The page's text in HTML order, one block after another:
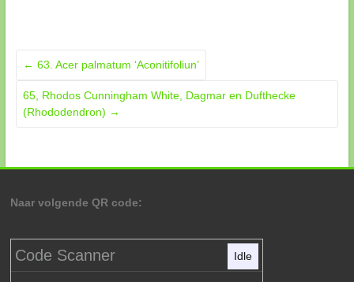
← 63. Acer palmatum ‘Aconitifoliun’
65, Rhodos Cunningham White, Dagmar en Dufthecke
(Rhododendron) →
Naar volgende QR code:
Code Scanner Idle